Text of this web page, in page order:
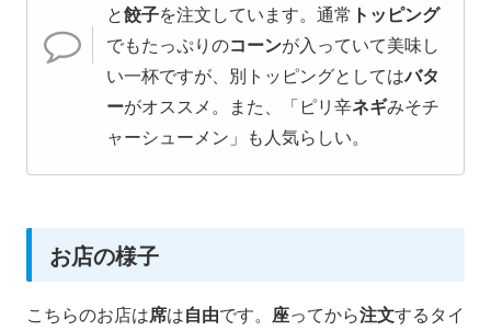
と餃子を注文しています。通常 トッピング
でもたっぷりのコーンが入っていて美味し
い一杯ですが、別トッピングとしてはバタ
ーがオススメ。また、「ピリ辛ネギみそチ
ャーシューメン」も人気らしい。
お店の様子
こちらのお店は席は自由です。 座ってから注文するタイ